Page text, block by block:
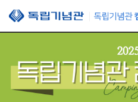
본문 바로가기